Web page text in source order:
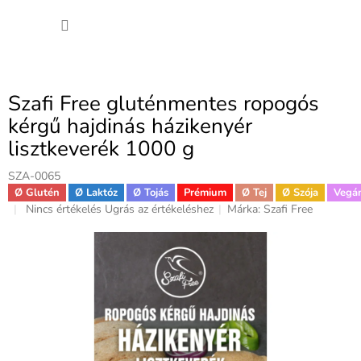
Szafi Free gluténmentes ropogós
kérgű hajdinás házikenyér
lisztkeverék 1000 g
SZA-0065
Ø Glutén Ø Laktóz Ø Tojás Prémium Ø Tej Ø Szója
A
Nincs értékelés Ugrás az értékeléshez Márka: Szafi Free